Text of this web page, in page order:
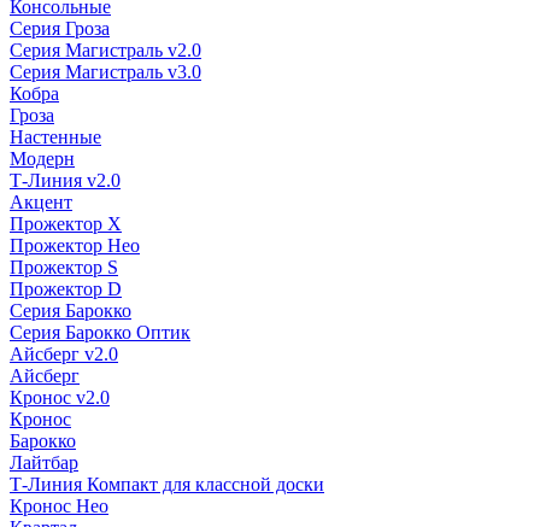
Консольные
Серия Гроза
Серия Магистраль v2.0
Серия Магистраль v3.0
Кобра
Гроза
Настенные
Модерн
Т-Линия v2.0
Акцент
Прожектор X
Прожектор Нео
Прожектор S
Прожектор D
Серия Барокко
Серия Барокко Оптик
Айсберг v2.0
Айсберг
Кронос v2.0
Кронос
Барокко
Лайтбар
Т-Линия Компакт для классной доски
Кронос Нео